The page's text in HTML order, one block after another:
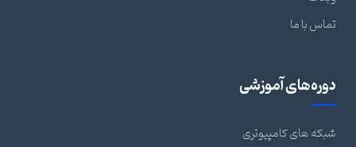
تماس با ما
دوره‌های آموزشی
شبکه های کامپیوتری